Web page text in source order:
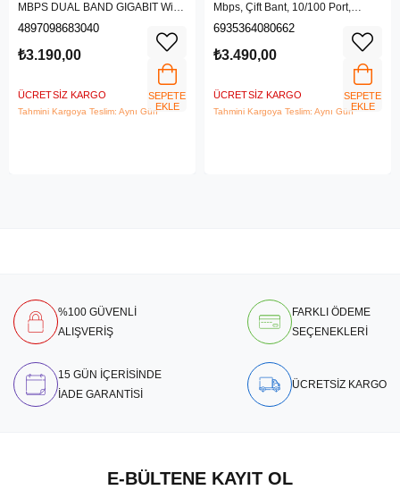
MBPS DUAL BAND GIGABIT Wi-Fi
6 ROUTER
4897098683040
₺3.190,00
ÜCRETSIZ KARGO
Tahmini Kargoya Teslim: Aynı Gün
SEPETE
EKLE
Mbps, Çift Bant, 10/100 Port,
4G/3G SIM Yuvası, Kablosuz 4G
6935364080662
₺3.490,00
ÜCRETSIZ KARGO
Tahmini Kargoya Teslim: Aynı Gün
SEPETE
EKLE
%100 GÜVENLİ
ALIŞVERİŞ
FARKLI ÖDEME
SEÇENEKLERİ
15 GÜN İÇERİSİNDE
İADE GARANTİSİ
ÜCRETSİZ KARGO
E-BÜLTENE KAYIT OL